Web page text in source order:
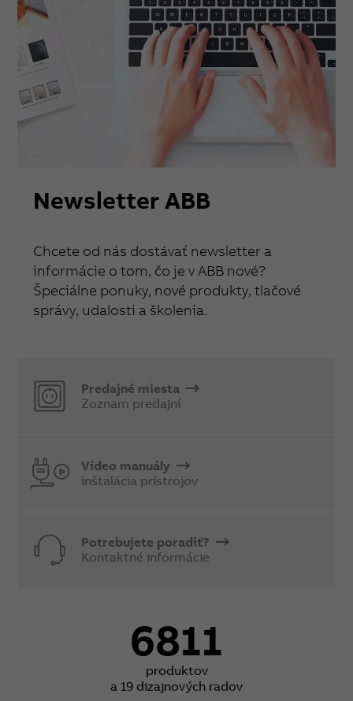
Newsletter ABB
Chcete od nás dostávať newsletter a
informácie o tom, čo je v ABB nové?
Špeciálne ponuky, nové produkty, tlačové
správy, udalosti a školenia.
Predajné miesta
Zoznam predajní
Video manuály
inštalácia prístrojov
Potrebujete poradiť?
Kontaktné informácie
6811
produktov
a 19 dizajnových radov